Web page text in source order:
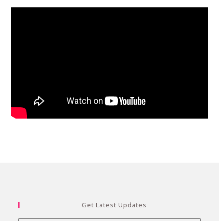
Get Latest Updates